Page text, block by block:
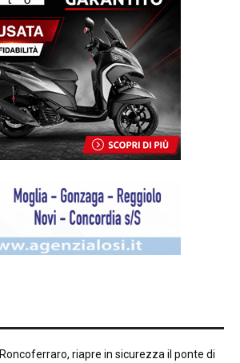
Roncoferraro, riapre in sicurezza il ponte di